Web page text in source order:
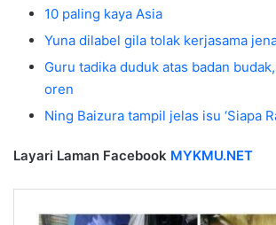
10 paling kaya Asia
Yuna dilabel gila tolak kerjasama
Guru tadika duduk atas badan
oren
Ning Baizura tampil jelas isu ‘Siapa
Layari Laman Facebook MYKMU.NET